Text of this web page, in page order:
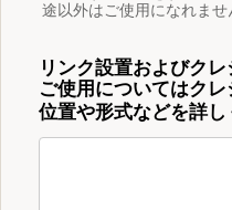
途以外はご使用になれませ
リンク設置およびク
ご使用についてはク
位置や形式などを詳